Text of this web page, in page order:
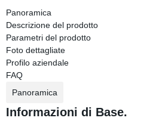
Panoramica
Descrizione del prodotto
Parametri del prodotto
Foto dettagliate
Profilo aziendale
FAQ
Panoramica
Informazioni di Base.